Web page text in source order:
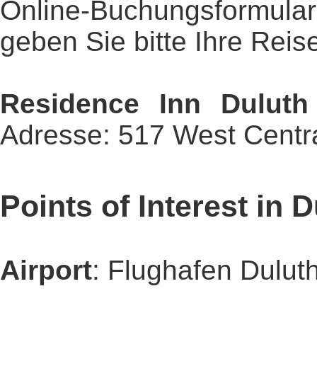
Online-
geben Sie bitte Ihre
Residence Inn Duluth
Adresse: 517 West
Points of Interest in
Airport: Flughafen